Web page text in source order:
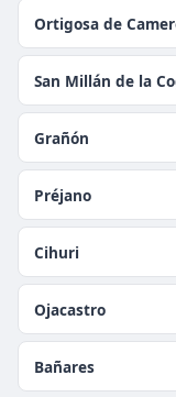
Ortigosa de
San Millán de la
Grañón
Préjano
Cihuri
Ojacastro
Bañares